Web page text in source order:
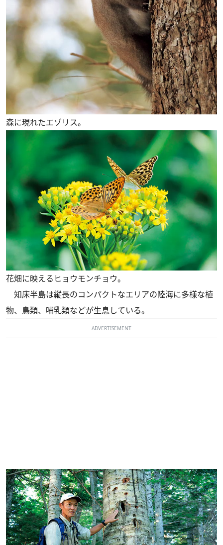
森に現れたエゾリス。
花畑に映えるヒョウモンチョウ。
知床半島は縦長のコンパクトなエリアの陸海に多様な植
物、鳥類、哺乳類などが生息している。
ADVERTISEMENT